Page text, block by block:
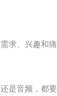
求、兴趣和
是音频，都